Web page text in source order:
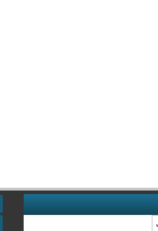
وزير الصيد:
الماضي بلغت
رئيس الوزراء
مستشاراً